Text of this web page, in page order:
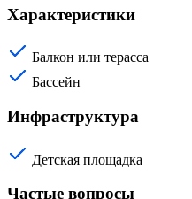
Характеристики
Балкон или терасса
Бассейн
Инфраструктура
Детская площадка
Частые вопросы